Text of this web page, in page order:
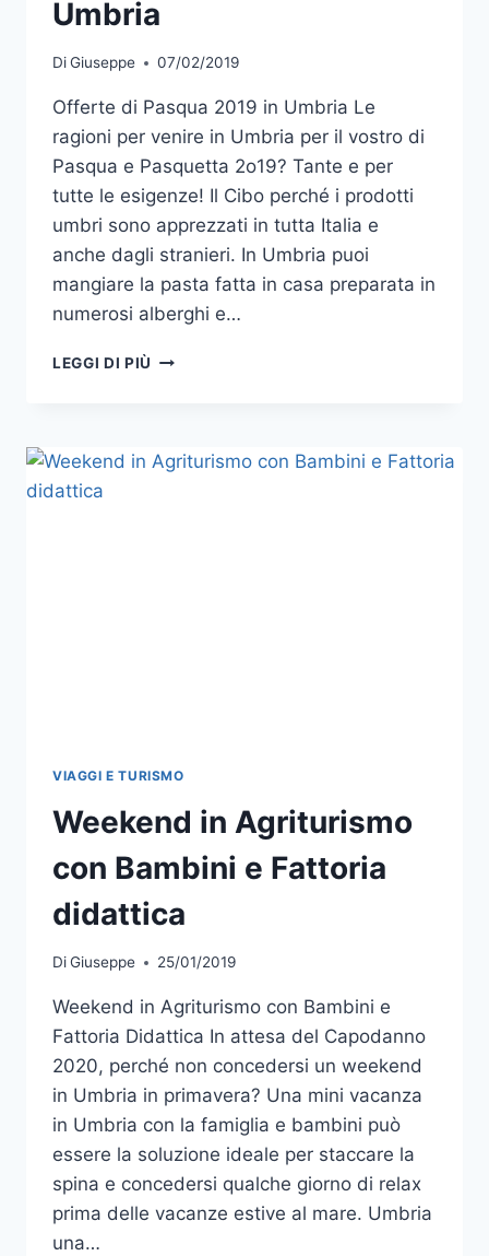
Umbria
DiGiuseppe 07/02/2019
Offerte di Pasqua 2019 in Umbria Le
ragioni per venire in Umbria per il vostro di
Pasqua e Pasquetta 2o19? Tante e per
tutte le esigenze! Il Cibo perché i prodotti
umbri sono apprezzati in tutta Italia e
anche dagli stranieri. In Umbria puoi
mangiare la pasta fatta in casa preparata in
numerosi alberghi e…
LEGGI DI PIÙ OFFERTE
IN
UMBRIA
VIAGGI E TURISMO
Weekend in Agriturismo
con Bambini e Fattoria
didattica
DiGiuseppe 25/01/2019
Weekend in Agriturismo con Bambini e
Fattoria Didattica In attesa del Capodanno
2020, perché non concedersi un weekend
in Umbria in primavera? Una mini vacanza
in Umbria con la famiglia e bambini può
essere la soluzione ideale per staccare la
spina e concedersi qualche giorno di relax
prima delle vacanze estive al mare. Umbria
una…